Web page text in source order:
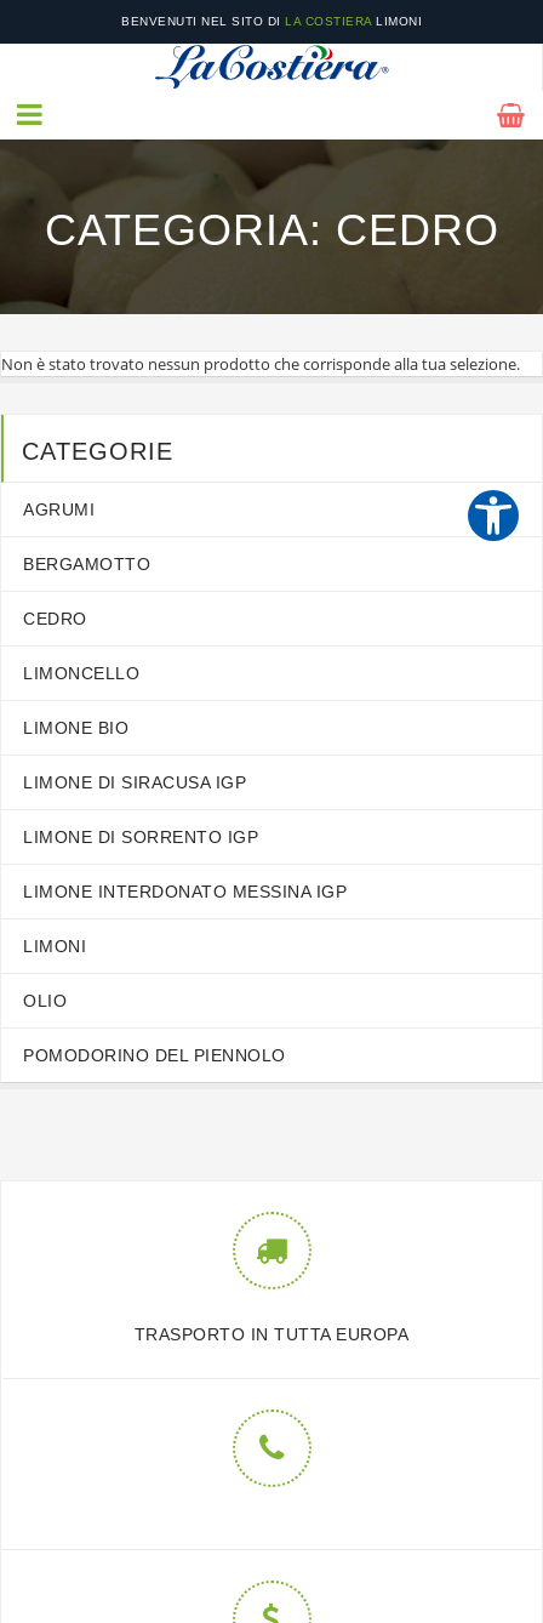
BENVENUTI NEL SITO DI LA COSTIERA LIMONI
NEL NOSTROCATALOGOPOTRAI TROVARE I NOSTRI PRODOTTI STAGIONALI E LE
NOSTRE OFFERTE!
CATEGORIA: CEDRO
Non è stato trovato nessun prodotto che corrisponde alla tua selezione.
CATEGORIE
AGRUMI
BERGAMOTTO
CEDRO
LIMONCELLO
LIMONE BIO
LIMONE DI SIRACUSA IGP
LIMONE DI SORRENTO IGP
LIMONE INTERDONATO MESSINA IGP
LIMONI
OLIO
POMODORINO DEL PIENNOLO
TRASPORTO IN TUTTA EUROPA